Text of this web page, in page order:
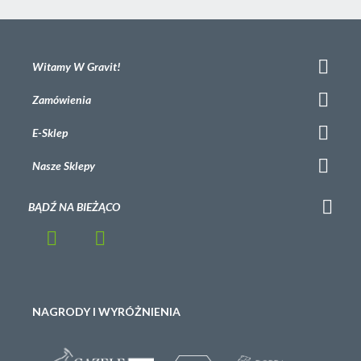
Witamy W Gravit!
Zamówienia
E-Sklep
Nasze Sklepy
BĄDŹ NA BIEŻĄCO
NAGRODY I WYRÓŻNIENIA